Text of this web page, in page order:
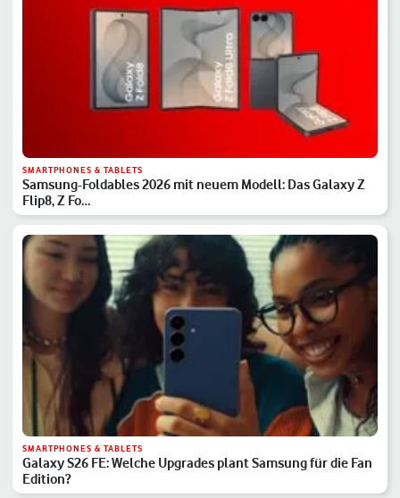
SMARTPHONES & TABLETS
Samsung-Foldables 2026 mit neuem Modell: Das Galaxy Z
Flip8, Z Fo…
SMARTPHONES & TABLETS
Galaxy S26 FE: Welche Upgrades plant Samsung für die Fan
Edition?